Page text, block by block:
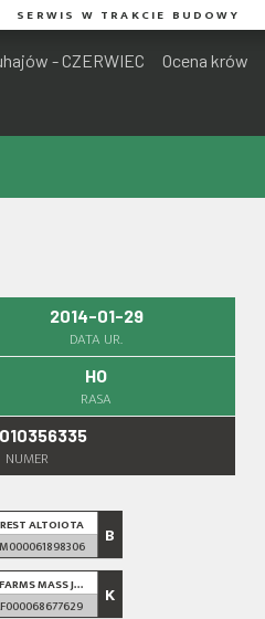
SERWIS W TRAKCIE BUDOWY
- CZERWIEC Ocena krów
2014-01-29
DATA UR.
HO
RASA
NUMER
ALTOIOTA B
MASS J... K